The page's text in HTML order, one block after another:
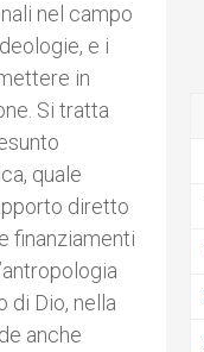
nel campo
e i
in
Si tratta
quale
diretto
finanziamenti
di Dio, nella
anche